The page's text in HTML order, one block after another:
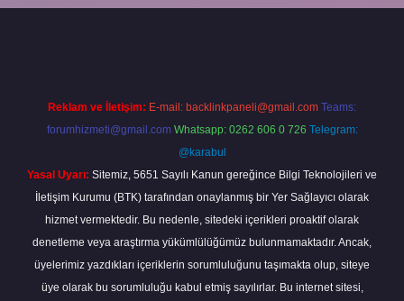
Reklam ve İletişim: E-mail: backlinkpaneli@gmail.com Teams:
forumhizmeti@gmail.com Whatsapp: 0262 606 0 726 Telegram:
@karabul
Yasal Uyarı: Sitemiz, 5651 Sayılı Kanun gereğince Bilgi Teknolojileri ve
İletişim Kurumu (BTK) tarafından onaylanmış bir Yer Sağlayıcı olarak
hizmet vermektedir. Bu nedenle, sitedeki içerikleri proaktif olarak
denetleme veya araştırma yükümlülüğümüz bulunmamaktadır. Ancak,
üyelerimiz yazdıkları içeriklerin sorumluluğunu taşımakta olup, siteye
üye olarak bu sorumluluğu kabul etmiş sayılırlar. Bu internet sitesi,